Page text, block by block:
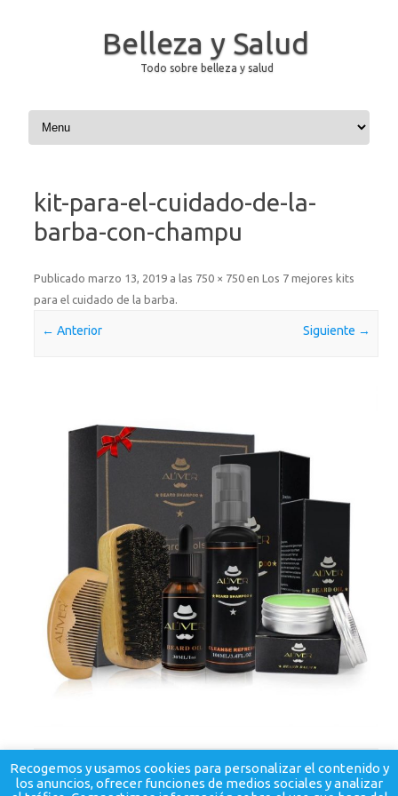
Belleza y Salud
Todo sobre belleza y salud
Saltar al contenido
kit-para-el-cuidado-de-la-
barba-con-champu
Publicado marzo 13, 2019 a las 750 × 750 en Los 7 mejores kits
para el cuidado de la barba.
← Anterior Siguiente →
Recogemos y usamos cookies para personalizar el contenido y
los anuncios, ofrecer funciones de medios sociales y analizar